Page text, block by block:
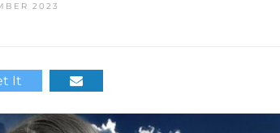
2023
It